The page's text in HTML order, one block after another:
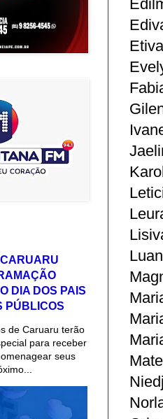
DIA DOS PAIS
PÚBLICOS
de Caruaru terão
para receber
seus